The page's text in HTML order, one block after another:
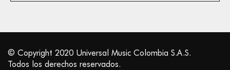
© Copyright 2020 Universal Music Colombia S.A.S.
Todos los derechos reservados.